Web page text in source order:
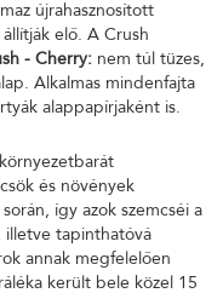
újrahasznosított
elő. A Crush
- Cherry: nem túl tüzes,
Alkalmas mindenfajta
alappapírjaként is.
és növények
így azok szemcséi a
illetve tapinthatóvá
annak megfelelően
került bele közel 15